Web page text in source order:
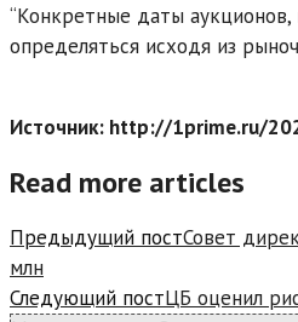
“Конкретные даты
определяться исходя из
Источник: http://1prime.ru/
Read more articles
Предыдущий постСовет
млн
Следующий постЦБ оценил